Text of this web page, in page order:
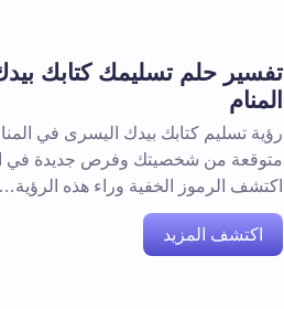
تفسير حلم تسليمك كتابك
المنام
رؤية تسليم كتابك بيدك اليسرى في
متوقعة من شخصيتك وفرص جديدة في
اكتشف الرموز الخفية وراء هذه الرؤية…
اكتشف المزيد